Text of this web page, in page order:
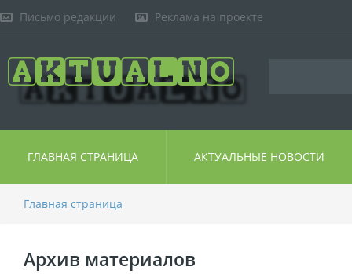
Письмо редакции Реклама на проекте
ГЛАВНАЯ СТРАНИЦА АКТУАЛЬНЫЕ НОВОСТИ
Главная страница
Архив материалов